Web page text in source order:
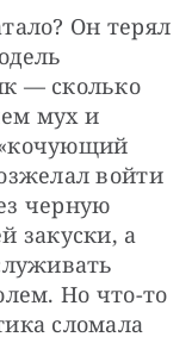
Он терял
— сколько
мух и
войти
черную
закуски, а
Но что-то
сломала